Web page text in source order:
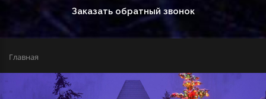
Заказать обратный звонок
Главная